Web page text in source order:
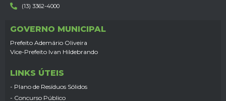
(13) 3362-4000
GOVERNO MUNICIPAL
Prefeito Ademário Oliveira
Vice-Prefeito Ivan Hildebrando
LINKS ÚTEIS
- Plano de Resíduos Sólidos
- Concurso Público